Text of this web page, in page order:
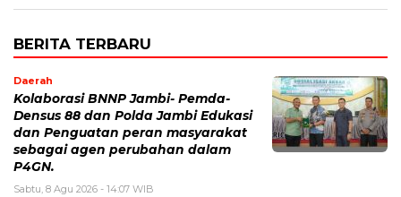
BERITA TERBARU
Daerah
Kolaborasi BNNP Jambi- Pemda-
Densus 88 dan Polda Jambi Edukasi
dan Penguatan peran masyarakat
sebagai agen perubahan dalam
P4GN.
Sabtu, 8 Agu 2026 - 14:07 WIB